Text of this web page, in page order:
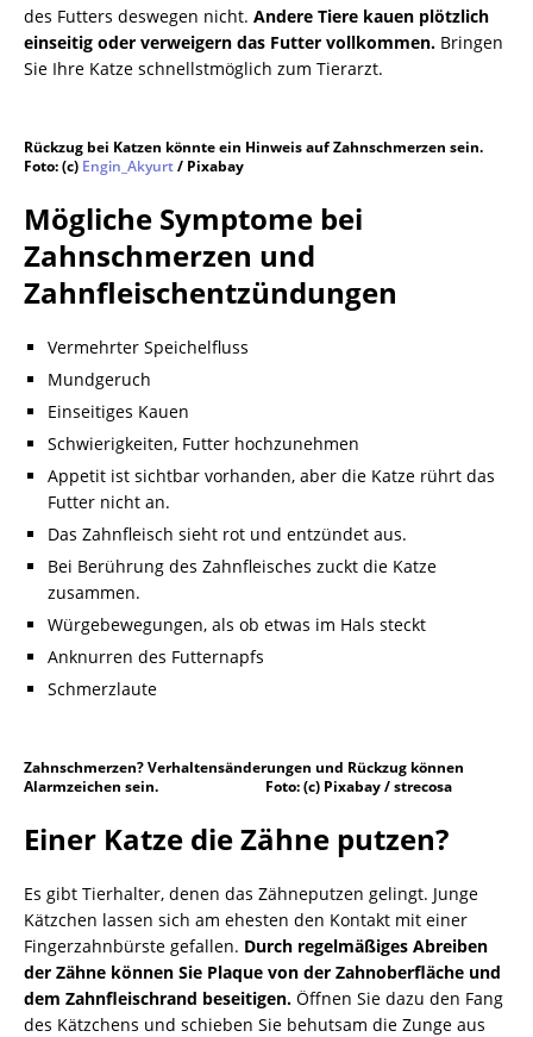
des Futters deswegen nicht. Andere Tiere kauen plötzlich
einseitig oder verweigern das Futter vollkommen. Bringen
Sie Ihre Katze schnellstmöglich zum Tierarzt.
Rückzug bei Katzen könnte ein Hinweis auf Zahnschmerzen sein.
Foto: (c) Engin_Akyurt/ Pixabay
Mögliche Symptome bei
Zahnschmerzen und
Zahnfleischentzündungen
Vermehrter Speichelfluss
Mundgeruch
Einseitiges Kauen
Schwierigkeiten, Futter hochzunehmen
Appetit ist sichtbar vorhanden, aber die Katze rührt das
Futter nicht an.
Das Zahnfleisch sieht rot und entzündet aus.
Bei Berührung des Zahnfleisches zuckt die Katze
zusammen.
Würgebewegungen, als ob etwas im Hals steckt
Anknurren des Futternapfs
Schmerzlaute
Zahnschmerzen? Verhaltensänderungen und Rückzug können
Alarmzeichen sein. Foto: (c) Pixabay / strecosa
Einer Katze die Zähne putzen?
Es gibt Tierhalter, denen das Zähneputzen gelingt. Junge
Kätzchen lassen sich am ehesten den Kontakt mit einer
Fingerzahnbürste gefallen. Durch regelmäßiges Abreiben
der Zähne können Sie Plaque von der Zahnoberfläche und
dem Zahnfleischrand beseitigen. Öffnen Sie dazu den Fang
des Kätzchens und schieben Sie behutsam die Zunge aus